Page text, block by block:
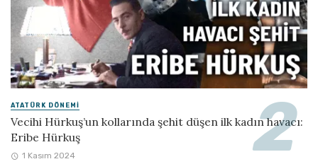
ATATÜRK DÖNEMI
Vecihi Hürkuş’un kollarında şehit düşen ilk kadın havacı:
Eribe Hürkuş
1 Kasım 2024